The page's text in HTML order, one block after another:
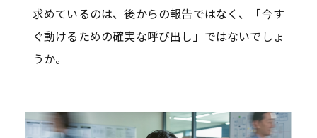
求めているのは、後からの報告ではなく、「今す
ぐ動けるための確実な呼び出し」ではないでしょ
うか。